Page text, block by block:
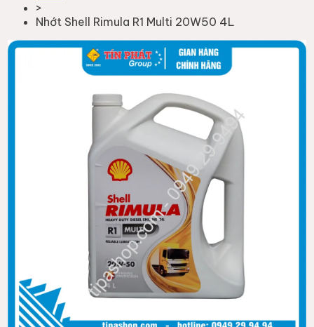
>
Nhớt Shell Rimula R1 Multi 20W50 4L